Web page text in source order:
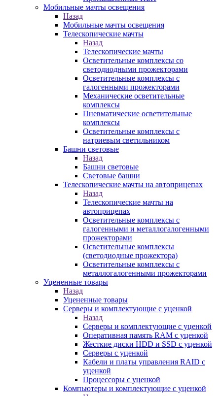
Мобильные мачты освещения
Назад
Мобильные мачты освещения
Телескопические мачты
Назад
Телескопические мачты
Осветительные комплексы со
светодиодными прожекторами
Осветительные комплексы с
галогенными прожекторами
Механические осветительные
комплексы
Пневматические осветительные
комплексы
Осветительные комплексы с
натриевым светильником
Башни световые
Назад
Башни световые
Световые башни
Телескопические мачты на автоприцепах
Назад
Телескопические мачты на
автоприцепах
Осветительные комплексы с
галогенными и металлогалогенными
прожекторами
Осветительные комплексы
(светодиодные прожектора)
Осветительные комплексы с
металлогалогенными прожекторами
Уцененные товары
Назад
Уцененные товары
Серверы и комплектующие с уценкой
Назад
Серверы и комплектующие с уценкой
Оперативная память RAM с уценкой
Жесткие диски HDD и SSD с уценкой
Серверы с уценкой
Кабели и платы управления RAID с
уценкой
Процессоры с уценкой
Компьютеры и комплектующие с уценкой